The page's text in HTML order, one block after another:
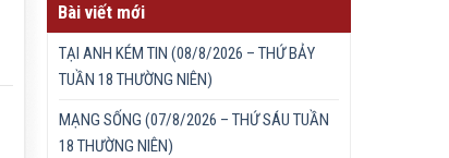
Bài viết mới
TẠI ANH KÉM TIN (08/8/2026 – THỨ BẢY
TUẦN 18 THƯỜNG NIÊN)
MẠNG SỐNG (07/8/2026 – THỨ SÁU TUẦN
18 THƯỜNG NIÊN)